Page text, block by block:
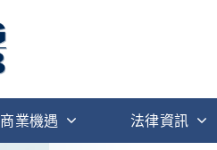
商業機遇 法律資訊